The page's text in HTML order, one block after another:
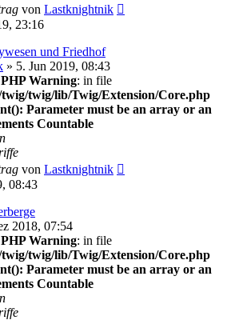
von Lastknightnik
23:16
und Friedhof
» 5. Jun 2019, 08:43
Warning: in file
twig/lib/Twig/Extension/Core.php
Parameter must be an array or an
Countable
von Lastknightnik
08:43
2018, 07:54
Warning: in file
twig/lib/Twig/Extension/Core.php
Parameter must be an array or an
Countable